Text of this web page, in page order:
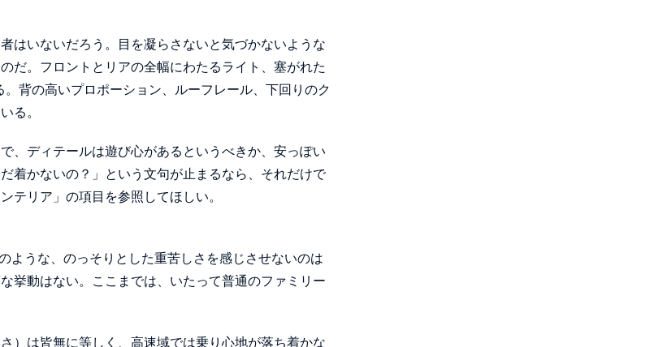
はいないだろう。目を凝らさないと気づかないような
だ。フロントとリアの全幅にわたるライト、塞がれた
背の高いプロポーション、ルーフレール、下回りのク
る。
、ディテールは遊び心があるというべきか、安っぽい
着かないの？」という文句が止まるなら、それだけで
テリア」の項目を参照してほしい。
ような、のっそりとした重苦しさを感じさせないのは
挙動はない。ここまでは、いたって普通のファミリー
）は皆無に等しく、高速域では乗り心地が落ち着かな